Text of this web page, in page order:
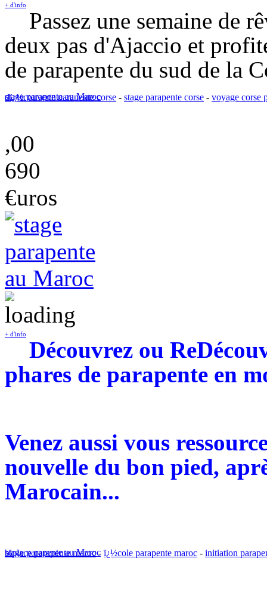
+ d'info
Passez une semaine de
deux pas d'Ajaccio et
de parapente du sud de la
dï¿½couverte parapente corse - stage parapente corse - voyage corse
stage parapente au Maroc
,00
690
€uros
+ d'info
Découvrez ou
phares de parapente en
Venez aussi vous
nouvelle du bon pied,
Marocain...
biplace parapente maroc- ï¿½cole parapente maroc - initiation
stage parapente au Maroc